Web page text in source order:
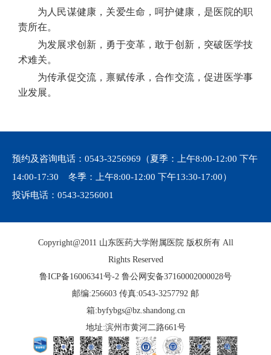
为人民谋健康，关爱生命，呵护健康，是医院的职
责所在。
为发展求创新，勇于变革，敢于创新，突破医学技
术难关。
为传承促交流，禀赋传承，合作交流，促进医学事
业发展。
预约及咨询电话： 0543-3256969 （夏季：上午8:00-12:00 下午
14:00-17:30 冬季：上午8:00-12:00 下午13:30-17:00）
投诉电话： 0543-3256001
Copyright@2011 山东医药大学附属医院 版权所有 All
Rights Reserved
鲁ICP备16006341号-2 鲁公网安备37160002000028号
邮编:256603 传真:0543-3257792 邮
箱:byfybgs@bz.shandong.cn
地址:滨州市黄河二路661号